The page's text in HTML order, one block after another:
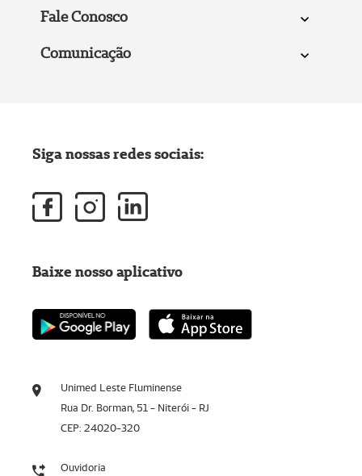
Fale Conosco
Comunicação
Unimed Leste Fluminense
Rua Dr. Borman, 51 - Niterói - RJ
CEP: 24020-320
Ouvidoria
Siga nossas redes sociais:
Baixe nosso aplicativo